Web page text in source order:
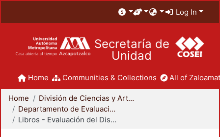
Log In
Secretaría de
Unidad
Home Communities & Collections All of
Home
División de Ciencias y Artes para el Diseño
Departamento de Evaluación del Diseño en el Tiempo
Libros - Evaluación del Diseño en el Tiempo